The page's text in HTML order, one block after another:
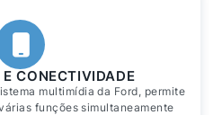
CONECTIVIDADE
multimídia da Ford, permite
funções simultaneamente